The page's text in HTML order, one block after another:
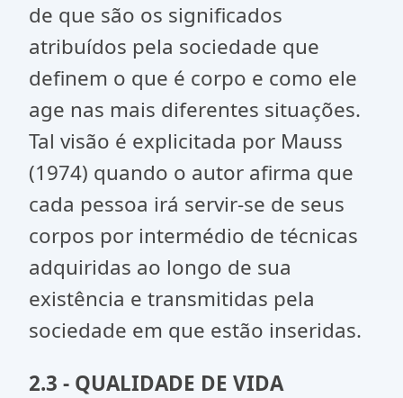
de que são os significados
atribuídos pela sociedade que
definem o que é corpo e como ele
age nas mais diferentes situações.
Tal visão é explicitada por Mauss
(1974) quando o autor afirma que
cada pessoa irá servir-se de seus
corpos por intermédio de técnicas
adquiridas ao longo de sua
existência e transmitidas pela
sociedade em que estão inseridas.
2.3 - QUALIDADE DE VIDA